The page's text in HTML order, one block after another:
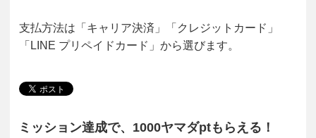
支払方法は「キャリア決済」「クレジットカード」
「LINE プリペイドカード」から選びます。
ミッション達成で、1000ヤマダptもらえる！